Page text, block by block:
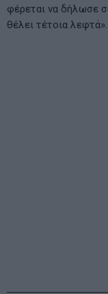
φέρεται να δήλωσε
θέλει τέτοια λεφτά».